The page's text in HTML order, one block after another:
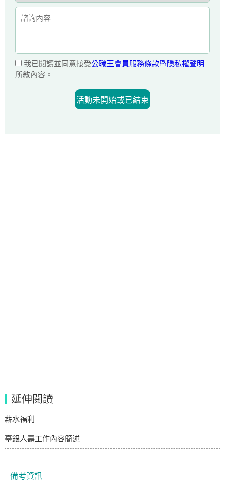
備考資訊
我已閱讀並同意接受公職王會員服務條款暨隱私權聲明
所敘內容。
活動未開始或已結束
延伸閱讀
薪水福利
臺銀人壽工作內容簡述